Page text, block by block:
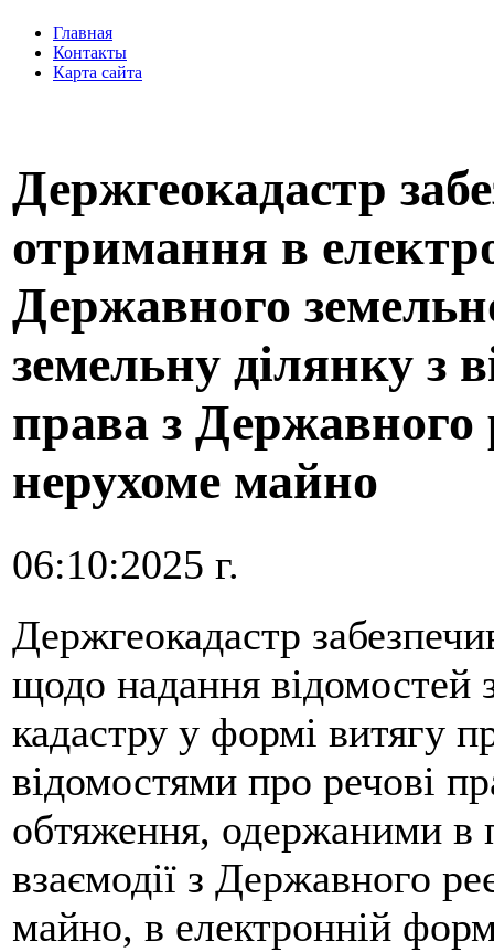
Главная
Контакты
Карта сайта
Держгеокадастр
отримання в
Державного
земельну ділянку з
права з Державного
нерухоме майно
06:10:2025 г.
Держгеокадастр
щодо надання відомостей
кадастру у формі витягу
відомостями про речові
обтяження, одержаними в
взаємодії з Державного
майно, в електронній